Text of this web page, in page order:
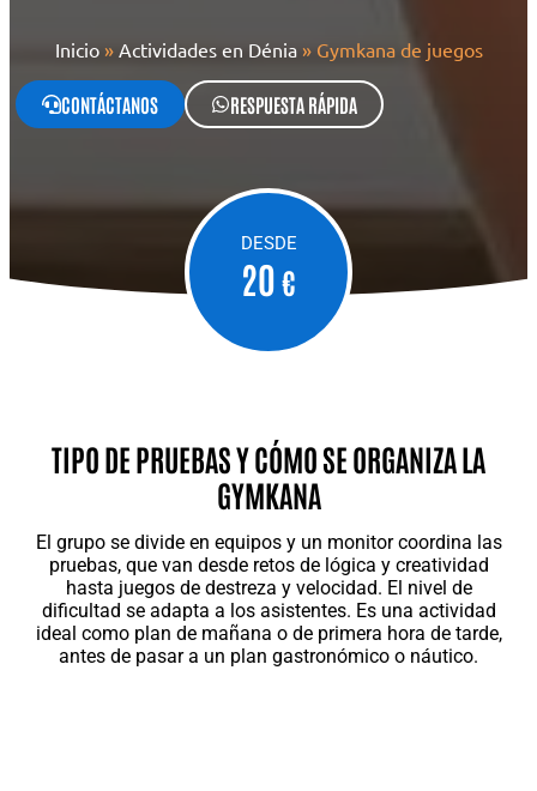
Inicio» Actividades en Dénia» Gymkana de juegos
CONTÁCTANOS RESPUESTA RÁPIDA
DESDE
20€
TIPO DE PRUEBAS Y CÓMO SE ORGANIZA LA
GYMKANA
El grupo se divide en equipos y un monitor coordina las
pruebas, que van desde retos de lógica y creatividad
hasta juegos de destreza y velocidad. El nivel de
dificultad se adapta a los asistentes. Es una actividad
ideal como plan de mañana o de primera hora de tarde,
antes de pasar a un plan gastronómico o náutico.